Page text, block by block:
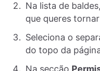
Na lista de
que queres
Seleciona o
do topo da
Na secção